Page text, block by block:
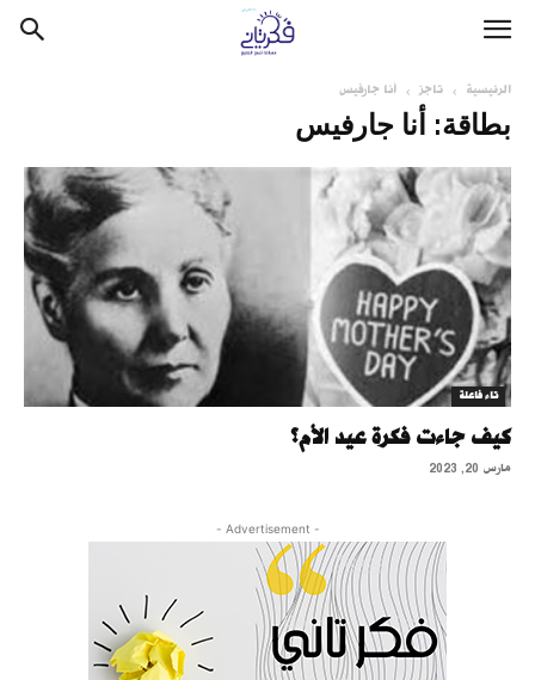
الرئيسية تاجز أنا جارفيس
بطاقة: أنا جارفيس
تاء فاعلة
كيف جاءت فكرة عيد الأم؟
مارس 20, 2023
- Advertisement -